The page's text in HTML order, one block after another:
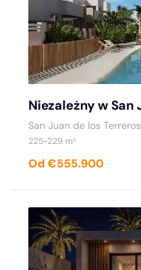
Niezależny w San
San Juan de los
225-229 m²
Od €555.900